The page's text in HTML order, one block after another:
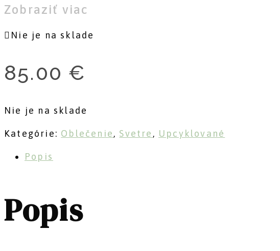
Zobraziť viac
Nie je na sklade
85.00 €
Nie je na sklade
Kategórie: Oblečenie, Svetre , Upcyklované
Popis
Popis